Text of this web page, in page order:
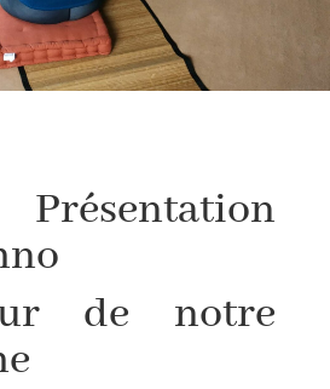
de notre